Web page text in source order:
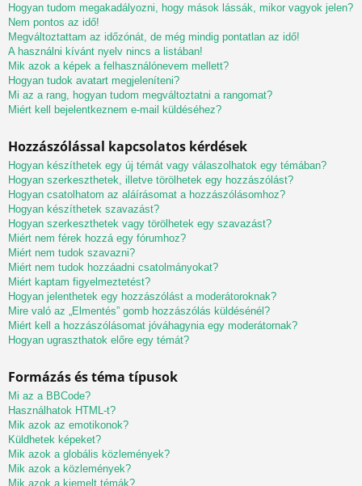
Hogyan tudom megakadályozni, hogy mások lássák, mikor vagyok jelen?
Nem pontos az idő!
Megváltoztattam az időzónát, de még mindig pontatlan az idő!
A használni kívánt nyelv nincs a listában!
Mik azok a képek a felhasználónevem mellett?
Hogyan tudok avatart megjeleníteni?
Mi az a rang, hogyan tudom megváltoztatni a rangomat?
Miért kell bejelentkeznem e-mail küldéséhez?
Hozzászólással kapcsolatos kérdések
Hogyan készíthetek egy új témát vagy válaszolhatok egy témában?
Hogyan szerkeszthetek, illetve törölhetek egy hozzászólást?
Hogyan csatolhatom az aláírásomat a hozzászólásomhoz?
Hogyan készíthetek szavazást?
Hogyan szerkeszthetek vagy törölhetek egy szavazást?
Miért nem férek hozzá egy fórumhoz?
Miért nem tudok szavazni?
Miért nem tudok hozzáadni csatolmányokat?
Miért kaptam figyelmeztetést?
Hogyan jelenthetek egy hozzászólást a moderátoroknak?
Mire való az „Elmentés” gomb hozzászólás küldésénél?
Miért kell a hozzászólásomat jóváhagynia egy moderátornak?
Hogyan ugraszthatok előre egy témát?
Formázás és téma típusok
Mi az a BBCode?
Használhatok HTML-t?
Mik azok az emotikonok?
Küldhetek képeket?
Mik azok a globális közlemények?
Mik azok a közlemények?
Mik azok a kiemelt témák?